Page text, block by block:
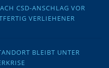
CSD-ANSCHLAG VOR
VERLIEHENER
BLEIBT UNTER